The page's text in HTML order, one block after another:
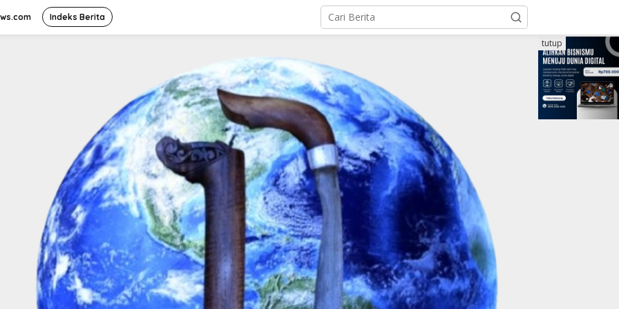
Indeks Berita
tutup